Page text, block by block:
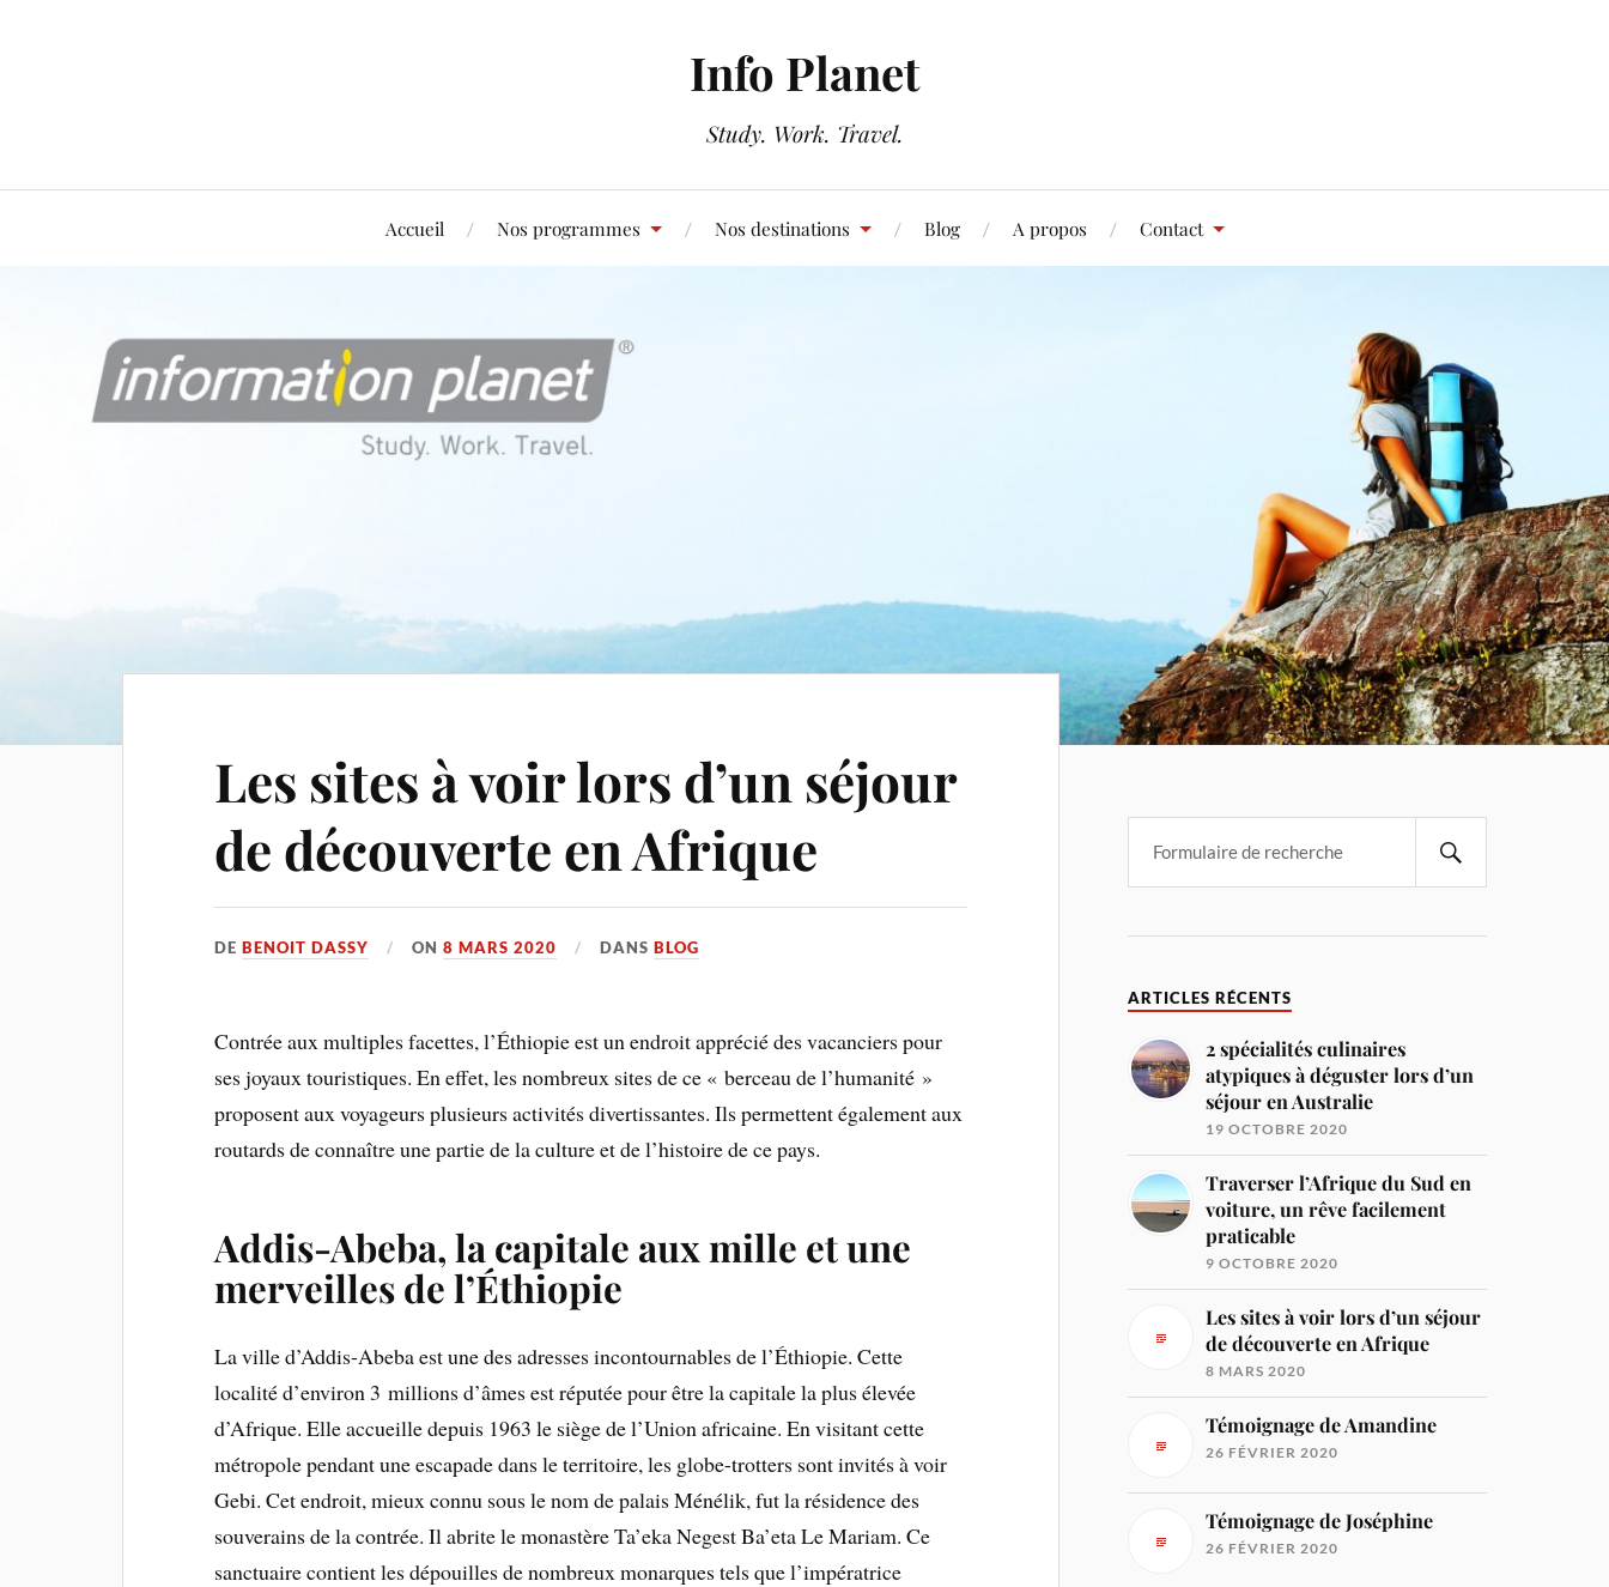
Info Planet
Study. Work. Travel.
Accueil Nos programmes Nos destinations Blog A propos Contact
Les sites à voir lors d’un séjour
de découverte en Afrique
DEBENOIT DASSY ON8 MARS 2020 DANSBLOG
Contrée aux multiples facettes, l’Éthiopie est un endroit apprécié des vacanciers pour
ses joyaux touristiques. En effet, les nombreux sites de ce « berceau de l’humanité »
proposent aux voyageurs plusieurs activités divertissantes. Ils permettent également aux
routards de connaître une partie de la culture et de l’histoire de ce pays.
Addis-Abeba, la capitale aux mille et une
merveilles de l’Éthiopie
La ville d’Addis-Abeba est une des adresses incontournables de l’Éthiopie. Cette
localité d’environ 3 millions d’âmes est réputée pour être la capitale la plus élevée
d’Afrique. Elle accueille depuis 1963 le siège de l’Union africaine. En visitant cette
métropole pendant une escapade dans le territoire, les globe-trotters sont invités à voir
Gebi. Cet endroit, mieux connu sous le nom de palais Ménélik, fut la résidence des
souverains de la contrée. Il abrite le monastère Ta’eka Negest Ba’eta Le Mariam. Ce
sanctuaire contient les dépouilles de nombreux monarques tels que l’impératrice
ARTICLES RÉCENTS
2 spécialités culinaires
atypiques à déguster lors d’un
séjour en Australie
19 OCTOBRE 2020
Traverser l’Afrique du Sud en
voiture, un rêve facilement
praticable
9 OCTOBRE 2020
Les sites à voir lors d’un séjour
de découverte en Afrique
8 MARS 2020
Témoignage de Amandine
26 FÉVRIER 2020
Témoignage de Joséphine
26 FÉVRIER 2020